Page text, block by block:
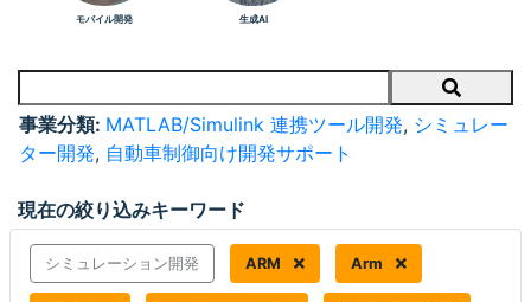
モバイル開発 生成AI
Search
事業分類: MATLAB/Simulink 連携ツール開発, シミュレー
ター開発, 自動車制御向け開発サポート
現在の絞り込みキーワード
シミュレーション開発 ARM Arm